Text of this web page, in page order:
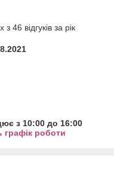
46 відгуків за рік
з 10:00 до 16:00
графік роботи